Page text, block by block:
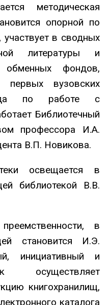
методическая
опорной по
в сводных
литературы и
обменных фондов,
первых вузовских
по работе с
Библиотечный
профессора И.А.
В.П. Новикова.
освещается в
библиотекой В.В.
в
становится И.Э.
инициативный и
осуществляет
книгохранилищ,
каталога